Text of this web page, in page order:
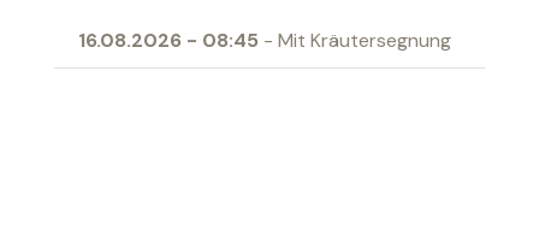
16.08.2026 - 08:45 - Mit Kräutersegnung